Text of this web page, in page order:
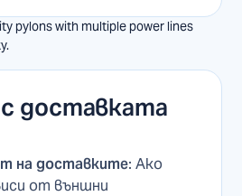
доставката
на доставките: Ако
от външни